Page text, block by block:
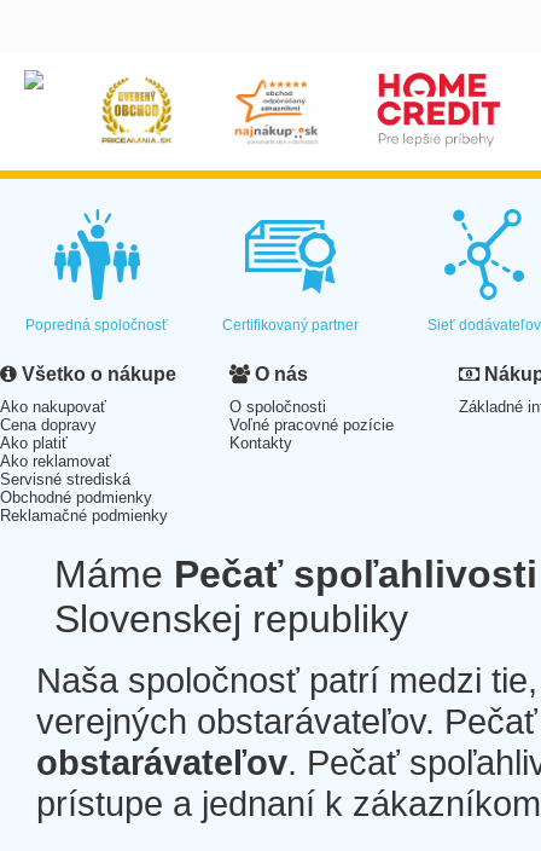
Popredná spoločnosť Certifikovaný partner Sieť dodávateľov
Všetko o nákupe
Ako nakupovať
Cena dopravy
Ako platiť
Ako reklamovať
Servisné strediská
Obchodné podmienky
Reklamačné podmienky
O nás
O spoločnosti
Voľné pracovné pozície
Kontakty
Základné
Máme Pečať spoľahlivosti
Slovenskej republiky
Naša spoločnosť patrí medzi
verejných obstarávateľov.
obstarávateľov. Pečať
prístupe a jednaní k